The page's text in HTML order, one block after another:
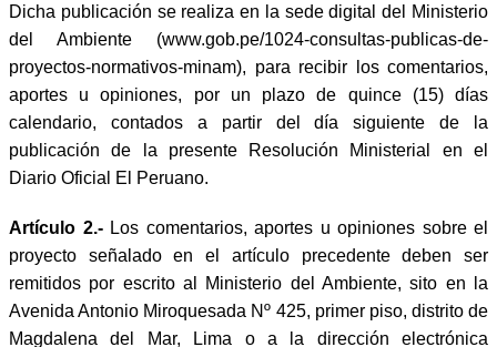
Dicha publicación se realiza en la sede digital del Ministerio
del Ambiente (www.gob.pe/1024-consultas-publicas-de-
proyectos-normativos-minam), para recibir los comentarios,
aportes u opiniones, por un plazo de quince (15) días
calendario, contados a partir del día siguiente de la
publicación de la presente Resolución Ministerial en el
Diario Oficial El Peruano.
Artículo 2.- Los comentarios, aportes u opiniones sobre el
proyecto señalado en el artículo precedente deben ser
remitidos por escrito al Ministerio del Ambiente, sito en la
Avenida Antonio Miroquesada Nº 425, primer piso, distrito de
Magdalena del Mar, Lima o a la dirección electrónica